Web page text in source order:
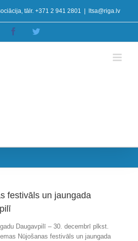
tālr. +371 2 941 2801 ltsa@riga.lv
Facebook
festivāls un jaungada
Daugavpilī – 30. decembrī plkst.
Nūjošanas festivāls un jaungada